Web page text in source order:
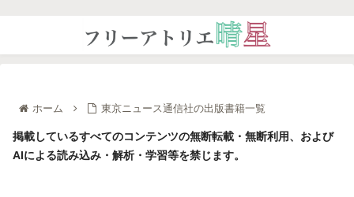
ホーム 東京ニュース通信社の出版書籍一覧
掲載しているすべてのコンテンツの無断転載・無断利用、および
AIによる読み込み・解析・学習等を禁じます。